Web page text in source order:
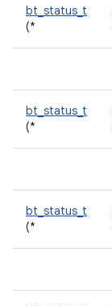
bt_status_t
(*
bt_status_t
(*
bt_status_t
(*